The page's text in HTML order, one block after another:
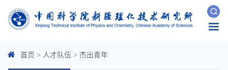
首页 > 人才队伍 > 杰出青年